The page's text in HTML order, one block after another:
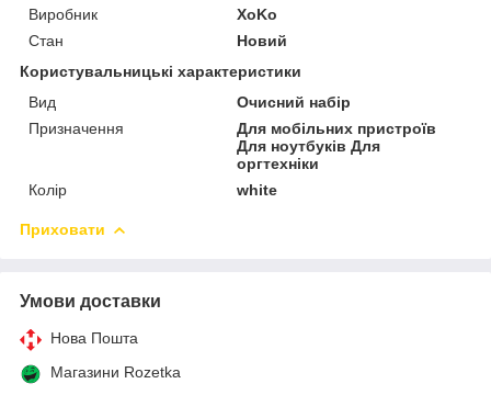
Виробник
XoKo
Стан
Новий
Користувальницькі характеристики
Вид
Очисний набір
Призначення
Для мобільних пристроїв
Для ноутбуків Для
оргтехніки
Колір
white
Приховати
Умови доставки
Нова Пошта
Магазини Rozetka